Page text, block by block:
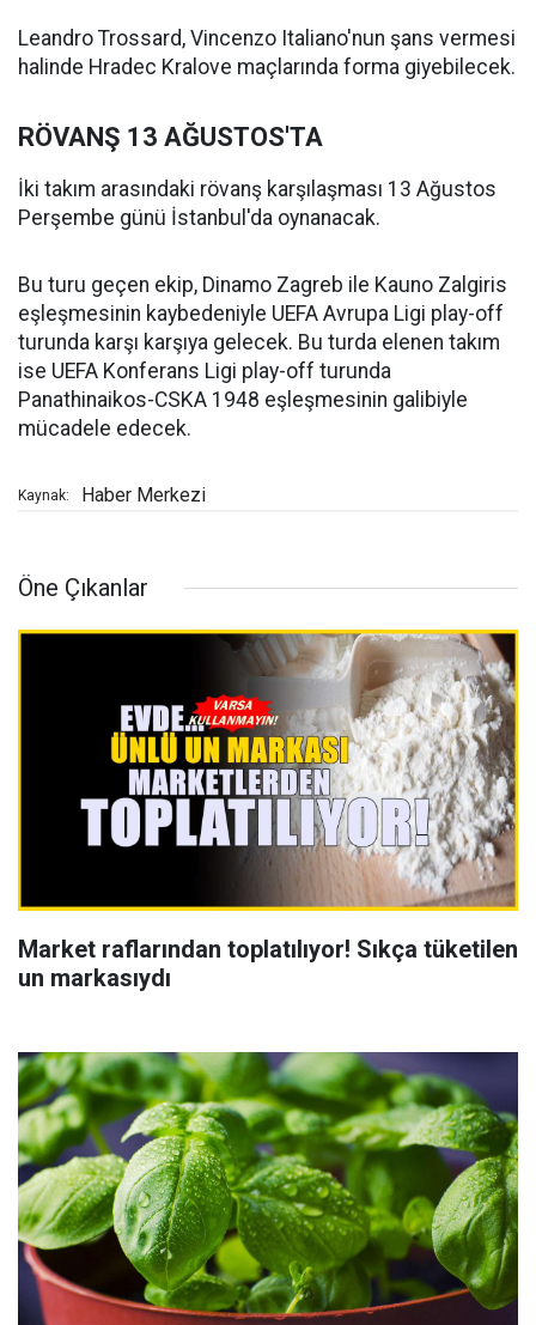
Leandro Trossard, Vincenzo Italiano'nun şans vermesi
halinde Hradec Kralove maçlarında forma giyebilecek.
RÖVANŞ 13 AĞUSTOS'TA
İki takım arasındaki rövanş karşılaşması 13 Ağustos
Perşembe günü İstanbul'da oynanacak.
Bu turu geçen ekip, Dinamo Zagreb ile Kauno Zalgiris
eşleşmesinin kaybedeniyle UEFA Avrupa Ligi play-off
turunda karşı karşıya gelecek. Bu turda elenen takım
ise UEFA Konferans Ligi play-off turunda
Panathinaikos-CSKA 1948 eşleşmesinin galibiyle
mücadele edecek.
Kaynak: Haber Merkezi
Öne Çıkanlar
Market raflarından toplatılıyor! Sıkça tüketilen
un markasıydı